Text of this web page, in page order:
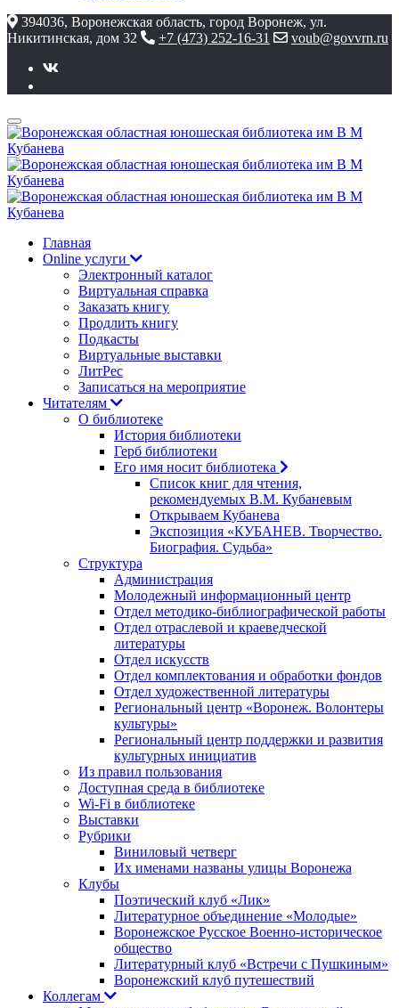
394036, Воронежская область, город Воронеж, ул.
Никитинская, дом 32
+7 (473) 252-16-31 voub@govvrn.ru
Главная
Online услуги
Электронный каталог
Виртуальная справка
Заказать книгу
Продлить книгу
Подкасты
Виртуальные выставки
ЛитРес
Записаться на мероприятие
Читателям
О библиотеке
История библиотеки
Герб библиотеки
Его имя носит библиотека
Список книг для чтения,
рекомендуемых В.М. Кубаневым
Открываем Кубанева
Экспозиция «КУБАНЕВ. Творчество.
Биография. Судьба»
Структура
Администрация
Молодежный информационный центр
Отдел методико-библиографической работы
Отдел отраслевой и краеведческой
литературы
Отдел искусств
Отдел комплектования и обработки фондов
Отдел художественной литературы
Региональный центр «Воронеж. Волонтеры
культуры»
Региональный центр поддержки и развития
культурных инициатив
Из правил пользования
Доступная среда в библиотеке
Wi-Fi в библиотеке
Выставки
Рубрики
Виниловый четверг
Их именами названы улицы Воронежа
Клубы
Поэтический клуб «Лик»
Литературное объединение «Молодые»
Воронежское Русское Военно-историческое
общество
Литературный клуб «Встречи с Пушкиным»
Воронежский клуб путешествий
Коллегам